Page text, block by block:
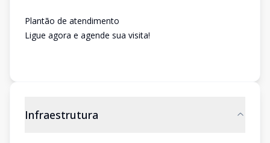
Plantão de atendimento
Ligue agora e agende sua visita!
Infraestrutura